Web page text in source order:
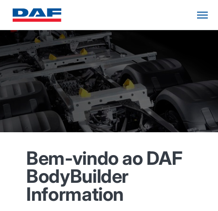
Bem-vindo ao DAF
BodyBuilder
Information